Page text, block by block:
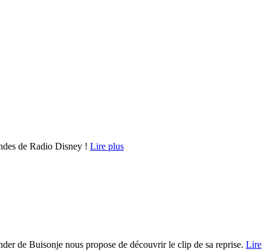
de Radio Disney ! Lire plus
de Buisonje nous propose de découvrir le clip de sa reprise. Lire